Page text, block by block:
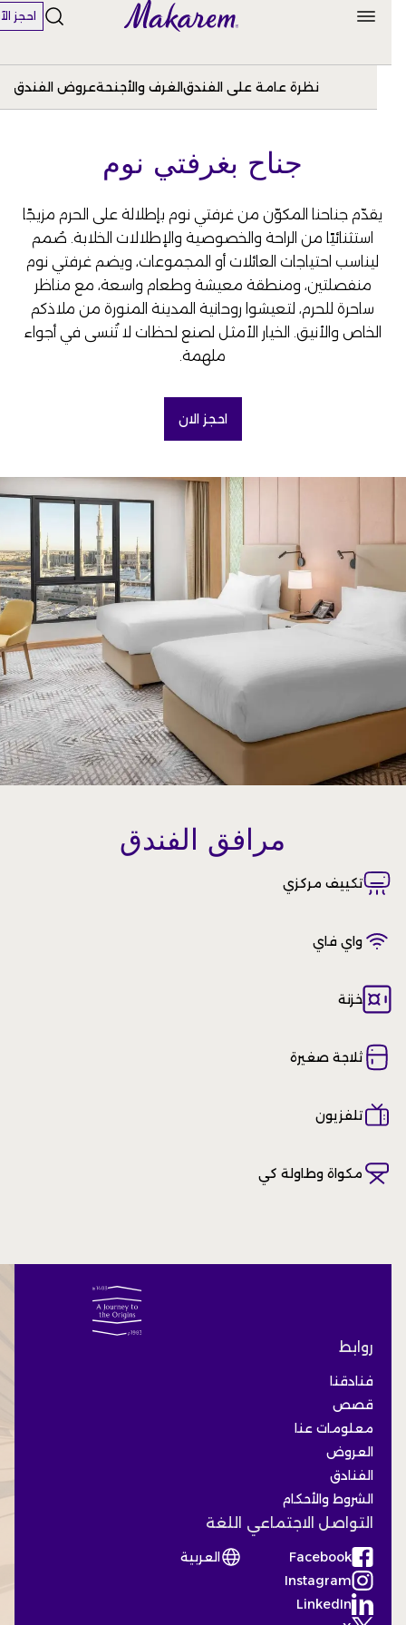
احجز الآن
نظرة عامة على الفندقالغرف والأجنحةعروض الفندق
جناح بغرفتي نوم
يقدّم جناحنا المكوّن من غرفتي نوم بإطلالة على الحرم مزيجًا
استثنائيًا من الراحة والخصوصية والإطلالات الخلابة. صُمم
ليناسب احتياجات العائلات أو المجموعات، ويضم غرفتي نوم
منفصلتين، ومنطقة معيشة وطعام واسعة، مع مناظر
ساحرة للحرم، لتعيشوا روحانية المدينة المنورة من ملاذكم
الخاص والأنيق. الخيار الأمثل لصنع لحظات لا تُنسى في أجواء
ملهمة.
احجز الان
مرافق الفندق
تكييف مركزي
واي فاي
خزنة
ثلاجة صغيرة
تلفزيون
مكواة وطاولة كي
روابط
فنادقنا
قصص
معلومات عنا
العروض
الفنادق
الشروط والأحكام
التواصل الاجتماعي
Facebook
Instagram
LinkedIn
اللغة
العربية